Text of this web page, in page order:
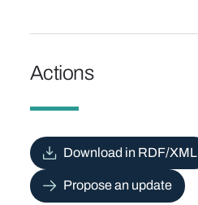
Actions
Download in RDF/XML
Propose an update